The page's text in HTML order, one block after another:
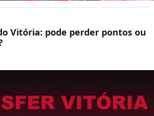
Vitória: pode perder pontos ou